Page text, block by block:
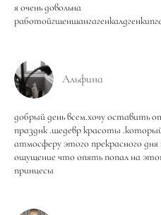
я очень довольна
Альфина
добрый день всем.хочу оставить
празднк .шедевр красоты
атмосферу этого прекрасного
ощущение что опять попал на
принцесы